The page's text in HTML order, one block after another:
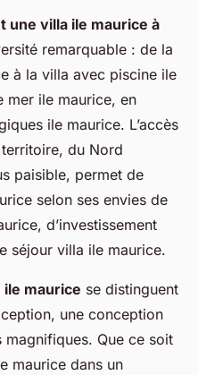
une villa ile maurice à
remarquable : de la
à la villa avec piscine ile
mer ile maurice, en
ile maurice. L’accès
du Nord
paisible, permet de
selon ses envies de
d’investissement
séjour villa ile maurice.
ile maurice se distinguent
une conception
magnifiques. Que ce soit
maurice dans un